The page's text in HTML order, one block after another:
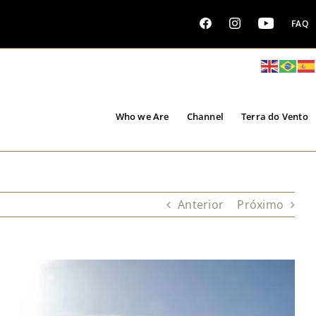
FAQ
Who we Are Channel Terra do Vento
Anterior Próximo